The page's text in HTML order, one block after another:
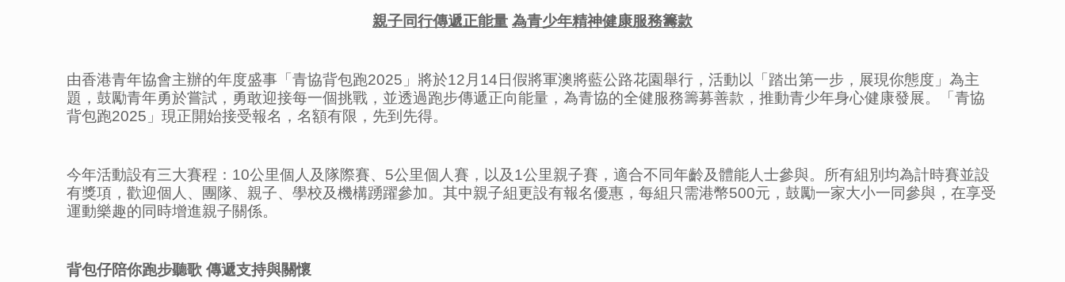
親子同行傳遞正能量 為青少年精神健康服務籌款
由香港青年協會主辦的年度盛事「青協背包跑2025」將於12月14日假將軍澳將藍公路花園舉行，活動以「踏出第一步，展現你態度」為主
題，鼓勵青年勇於嘗試，勇敢迎接每一個挑戰，並透過跑步傳遞正向能量，為青協的全健服務籌募善款，推動青少年身心健康發展。「青協
背包跑2025」現正開始接受報名，名額有限，先到先得。
今年活動設有三大賽程：10公里個人及隊際賽、5公里個人賽，以及1公里親子賽，適合不同年齡及體能人士參與。所有組別均為計時賽並設
有獎項，歡迎個人、團隊、親子、學校及機構踴躍參加。其中親子組更設有報名優惠，每組只需港幣500元，鼓勵一家大小一同參與，在享受
運動樂趣的同時增進親子關係。
背包仔陪你跑步聽歌 傳遞支持與關懷